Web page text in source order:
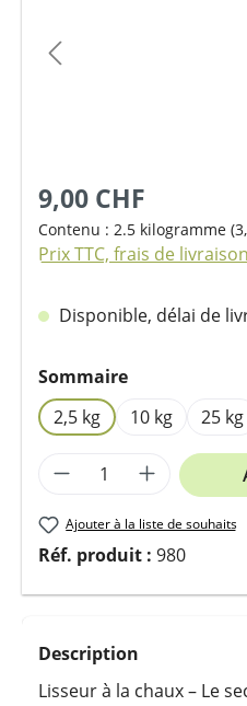
9,00 CHF
Contenu : 2.5 kilogramme
Prix TTC, frais de
Disponible, délai de
Sélectionnez
Sommaire
2,5 kg
10 kg 25 kg
Quantité de
Ajouter à la liste de souhaits
Réf. produit : 980
Description
Lisseur à la chaux – Le